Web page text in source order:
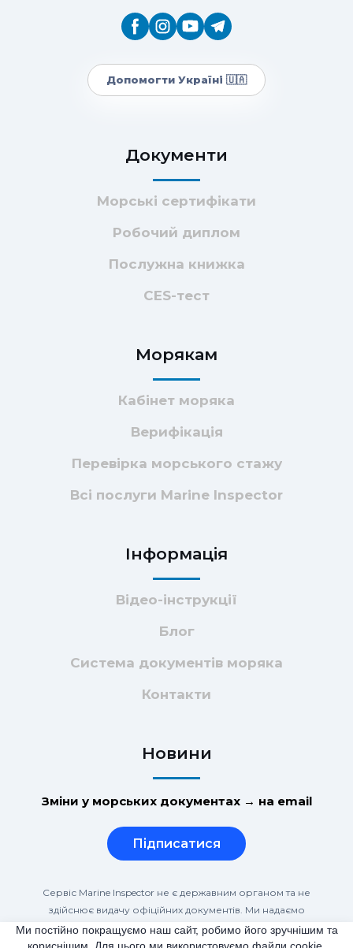
Допомогти Україні 🇺🇦
Документи
Морські сертифікати
Робочий диплом
Послужна книжка
CES-тест
Морякам
Кабінет моряка
Верифікація
Перевірка морського стажу
Всі послуги Marine Inspector
Інформація
Відео-інструкції
Блог
Система документів моряка
Контакти
Новини
Зміни у морських документах → на email
Підписатися
Сервіс Marine Inspector не є державним органом та не
здійснює видачу офіційних документів. Ми надаємо
інформаційну, консультаційну та супровідну допомогу при
підготовці та поданні документів відповідно до вимог STCW та
Ми постійно покращуємо наш сайт, робимо його зручнішим та